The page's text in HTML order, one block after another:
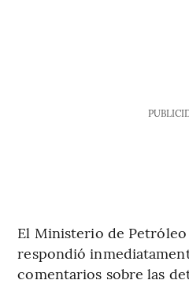
El Ministerio de
respondió
comentarios sobre las